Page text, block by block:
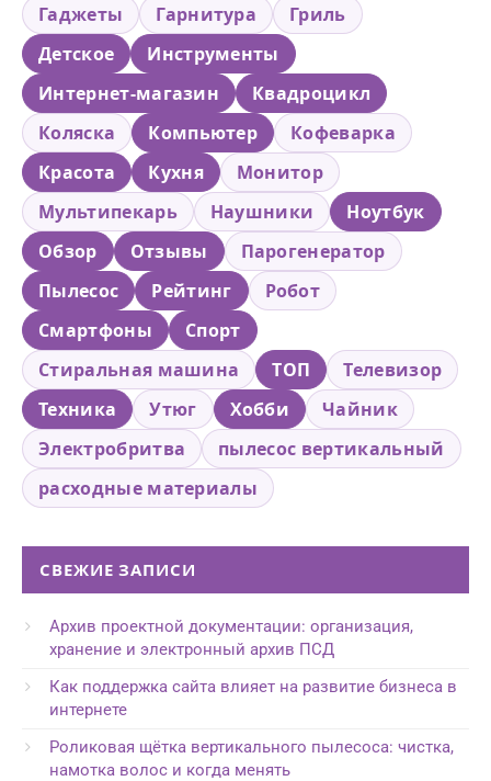
Гаджеты
Гарнитура
Гриль
Детское
Инструменты
Интернет-магазин
Квадроцикл
Коляска
Компьютер
Кофеварка
Красота
Кухня
Монитор
Мультипекарь
Наушники
Ноутбук
Обзор
Отзывы
Парогенератор
Пылесос
Рейтинг
Робот
Смартфоны
Спорт
Стиральная машина
ТОП
Телевизор
Техника
Утюг Хобби
Чайник
Электробритва
пылесос вертикальный
расходные материалы
СВЕЖИЕ ЗАПИСИ
Архив проектной документации: организация,
хранение и электронный архив ПСД
Как поддержка сайта влияет на развитие бизнеса в
интернете
Роликовая щётка вертикального пылесоса: чистка,
намотка волос и когда менять